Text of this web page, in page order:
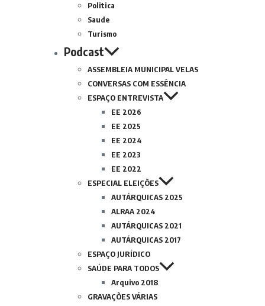
Politica
Saude
Turismo
Podcast
ASSEMBLEIA MUNICIPAL VELAS
CONVERSAS COM ESSÊNCIA
ESPAÇO ENTREVISTA
EE 2026
EE 2025
EE 2024
EE 2023
EE 2022
ESPECIAL ELEIÇÕES
AUTÁRQUICAS 2025
ALRAA 2024
AUTÁRQUICAS 2021
AUTÁRQUICAS 2017
ESPAÇO JURÍDICO
SAÚDE PARA TODOS
Arquivo 2018
GRAVAÇÕES VÁRIAS